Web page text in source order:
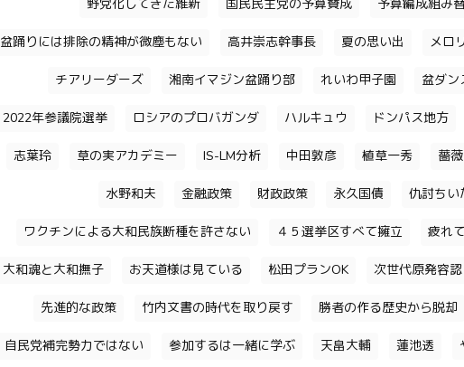
野党化してきた維新 国民民主党の予算賛成 予算編成組み
盆踊りには排除の精神が微塵もない 高井崇志幹事長 夏の思い出 メロ
チアリーダーズ 湘南イマジン盆踊り部 れいわ甲子園 盆ダン
2022年参議院選挙 ロシアのプロバガンダ ハルキュウ ドンパス地方
志葉玲 草の実アカデミー IS-LM分析 中田敦彦 植草一秀 薔
水野和夫 金融政策 財政政策 永久国債 仇討ちい
ワクチンによる大和民族断種を許さない ４５選挙区すべて擁立 疲れ
大和魂と大和撫子 お天道様は見ている 松田プランOK 次世代原発容認
先進的な政策 竹内文書の時代を取り戻す 勝者の作る歴史から脱却
自民党補完勢力ではない 参加するは一緒に学ぶ 天畠大輔 蓮池透